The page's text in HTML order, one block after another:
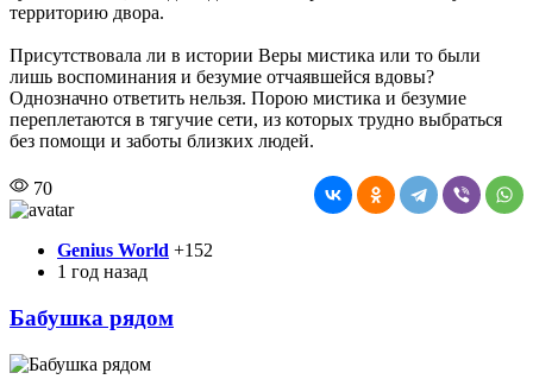
территорию двора.
Присутствовала ли в истории Веры мистика или то были
лишь воспоминания и безумие отчаявшейся вдовы?
Однозначно ответить нельзя. Порою мистика и безумие
переплетаются в тягучие сети, из которых трудно выбраться
без помощи и заботы близких людей.
70
Genius World +152
1 год назад
Бабушка рядом